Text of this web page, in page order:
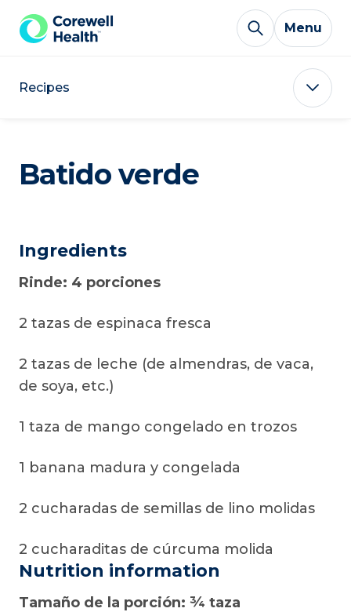
Skip to Content
Menu
Recipes
Batido verde
Ingredients
Rinde: 4 porciones
2 tazas de espinaca fresca
2 tazas de leche (de almendras, de vaca,
de soya, etc.)
1 taza de mango congelado en trozos
1 banana madura y congelada
2 cucharadas de semillas de lino molidas
2 cucharaditas de cúrcuma molida
Nutrition information
Tamaño de la porción: ¾ taza